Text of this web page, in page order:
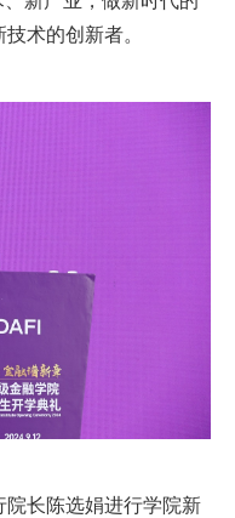
术的创新者。
长陈选娟进行学院新